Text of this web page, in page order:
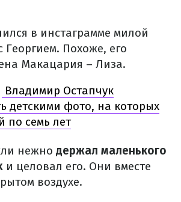
в инстаграмме милой
Похоже, его
Макацария – Лиза.
Владимир Остапчук
детскими фото, на которых
по семь лет
нежно держал маленького
и целовал его. Они вместе
воздухе.